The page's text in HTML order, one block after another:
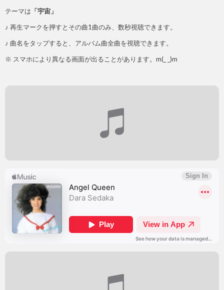
テーマは 「宇宙」
♪ 再生マークを押すとその曲1曲のみ、数秒視聴できます。
♪ 曲名をタップすると、アルバム曲全曲を視聴できます。
※ スマホにより異なる画面が出ることがあります。m(_ _)m